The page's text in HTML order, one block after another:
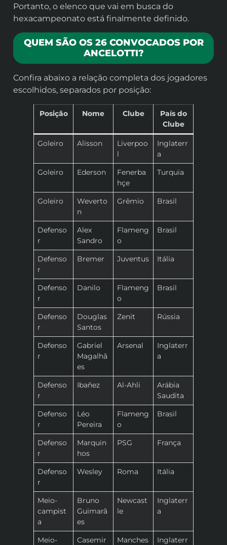
Portanto, o elenco que vai em busca do
hexacampeonato está finalmente definido.
QUEM SÃO OS 26 CONVOCADOS POR
ANCELOTTI?
Confira abaixo a relação completa dos jogadores
escolhidos, separados por posição:
Posição Nome Clube
País do
Clube
Goleiro Alisson
Liverpoo
l
Inglaterr
a
Goleiro
Ederson
Fenerba
hçe
Turquia
Goleiro
Weverto
n
Grêmio Brasil
Defenso
r
Alex
Sandro
Flameng
o
Brasil
Defenso
r
Bremer Juventus Itália
Defenso
r
Danilo
Flameng
o
Brasil
Defenso
r
Douglas
Santos
Zenit Rússia
Defenso
r
Gabriel
Magalhã
es
Arsenal
Inglaterr
a
Defenso
r
Ibañez Al-Ahli
Arábia
Saudita
Defenso
r
Léo
Pereira
Flameng
o
Brasil
Defenso
r
Marquin
hos
PSG França
Defenso
r
Wesley Roma Itália
Meio-
campist
a
Bruno
Guimarã
es
Newcast
le
Inglaterr
a
Meio-
Casemir
Manches
Inglaterr